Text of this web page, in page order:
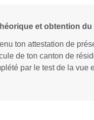
et obtention
ton attestation de
de ton canton de
par le test de la